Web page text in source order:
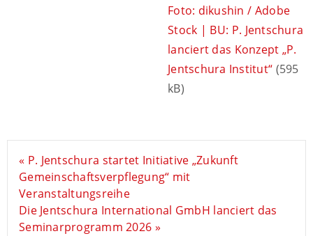
Foto: dikushin / Adobe
Stock | BU: P. Jentschura
lanciert das Konzept „P.
Jentschura Institut“ (595
kB)
« P. Jentschura startet Initiative „Zukunft
Gemeinschaftsverpflegung“ mit
Veranstaltungsreihe
Die Jentschura International GmbH lanciert das
Seminarprogramm 2026 »